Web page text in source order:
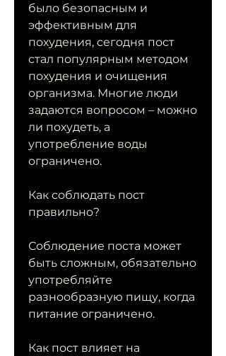
было безопасным и
эффективным для
похудения, сегодня пост
стал популярным методом
похудения и очищения
организма. Многие люди
задаются вопросом – можно
ли похудеть, а
употребление воды
ограничено.
Как соблюдать пост
правильно?
Соблюдение поста может
быть сложным, обязательно
употребляйте
разнообразную пищу, когда
питание ограничено.
Как пост влияет на